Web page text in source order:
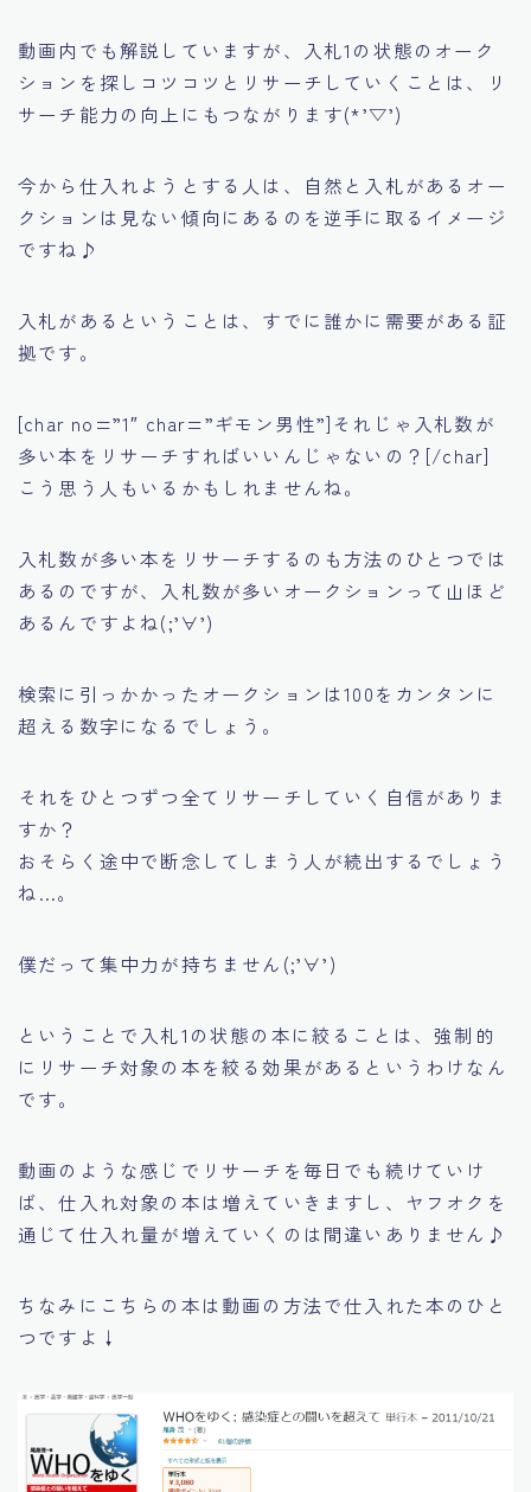
動画内でも解説していますが、入札1の状態のオーク
ションを探しコツコツとリサーチしていくことは、
リ
サーチ能力の向上にもつながります(*’▽’)
今から仕入れようとする人は、自然と入札があるオー
クションは見ない傾向にあるのを逆手に取るイメージ
ですね♪
入札があるということは、すでに誰かに需要がある証
拠です。
[char no=”1″ char=”ギモン男性”]それじゃ入札数が
多い本をリサーチすればいいんじゃないの？[/char]
こう思う人もいるかもしれませんね。
入札数が多い本をリサーチするのも方法のひとつでは
あるのですが、
入札数が多いオークションって山ほど
あるんですよね(;’∀’)
検索に引っかかったオークションは100をカンタンに
超える数字になるでしょう。
それをひとつずつ全てリサーチしていく自信がありま
すか？
おそらく途中で断念してしまう人が続出するでしょう
ね…。
僕だって集中力が持ちません(;’∀’)
ということで入札1の状態の本に絞ることは、強制的
にリサーチ対象の本を絞る効果があるというわけなん
です。
動画のような感じでリサーチを毎日でも続けていけ
ば、仕入れ対象の本は増えていきますし、ヤフオクを
通じて仕入れ量が増えていくのは間違いありません♪
ちなみにこちらの本は動画の方法で仕入れた本のひと
つですよ↓